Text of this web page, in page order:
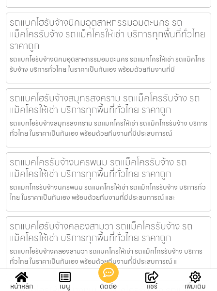
รถแบคโฮรับจ้างนิคมอุตสาหกรรมอมตะนคร รถ
แม็คโครรับจ้าง รถแม็คโครให้เช่า บริการทุกพื้นที่ทั่วไทย
ราคาถูก
รถแบคโฮรับจ้างนิคมอุตสาหกรรมอมตะนคร รถแมคโครให้เช่า รถแม็คโคร
รับจ้าง บริการทั่วไทย ในราคาเป็นกันเอง พร้อมด้วยทีมงานที่มี
รถแบคโฮรับจ้างสมุทรสงคราม รถแม็คโครรับจ้าง รถ
แม็คโครให้เช่า บริการทุกพื้นที่ทั่วไทย ราคาถูก
รถแบคโฮรับจ้างสมุทรสงคราม รถแมคโครให้เช่า รถแม็คโครรับจ้าง บริการ
ทั่วไทย ในราคาเป็นกันเอง พร้อมด้วยทีมงานที่มีประสบการณ์
รถแมคโครรับจ้างนครพนม รถแม็คโครรับจ้าง รถ
แม็คโครให้เช่า บริการทุกพื้นที่ทั่วไทย ราคาถูก
รถแมคโครรับจ้างนครพนม รถแมคโครให้เช่า รถแม็คโครรับจ้าง บริการทั่ว
ไทย ในราคาเป็นกันเอง พร้อมด้วยทีมงานที่มีประสบการณ์ และ
รถแบคโฮรับจ้างคลองสามวา รถแม็คโครรับจ้าง รถ
แม็คโครให้เช่า บริการทุกพื้นที่ทั่วไทย ราคาถูก
รถแบคโฮรับจ้างคลองสามวา รถแมคโครให้เช่า รถแม็คโครรับจ้าง บริการ
ทั่วไทย ในราคาเป็นกันเอง พร้อมด้วยทีมงานที่มีประสบการณ์ แ
หน้าหลัก เมนู ติดต่อ แชร์ เพิ่มเติม